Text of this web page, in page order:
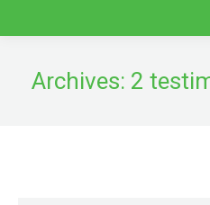
Archives: 2